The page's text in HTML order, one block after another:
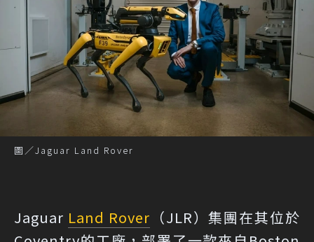
圖／Jaguar Land Rover
Jaguar Land Rover （JLR）集團在其位於